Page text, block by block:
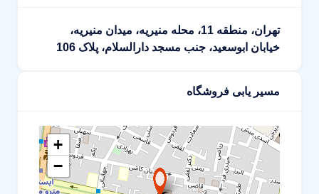
تهران، منطقه 11، محله منیریه، میدان منیریه،
خیابان ابوسعید، جنب مسجد دارالسلام، پلاک 106
مسیر یابی فروشگاه
+
−